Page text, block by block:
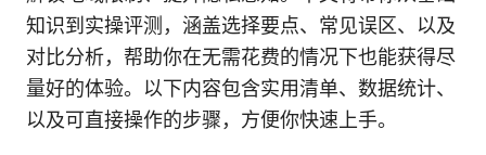
知识到实操评测，涵盖选择要点、常见误区、以及
对比分析，帮助你在无需花费的情况下也能获得尽
量好的体验。以下内容包含实用清单、数据统计、
以及可直接操作的步骤，方便你快速上手。